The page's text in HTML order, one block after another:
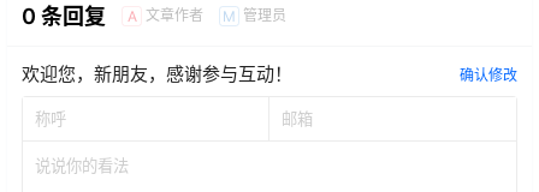
0 条回复 A 文章作者 M 管理员
欢迎您，新朋友，感谢参与互动！ 确认修改